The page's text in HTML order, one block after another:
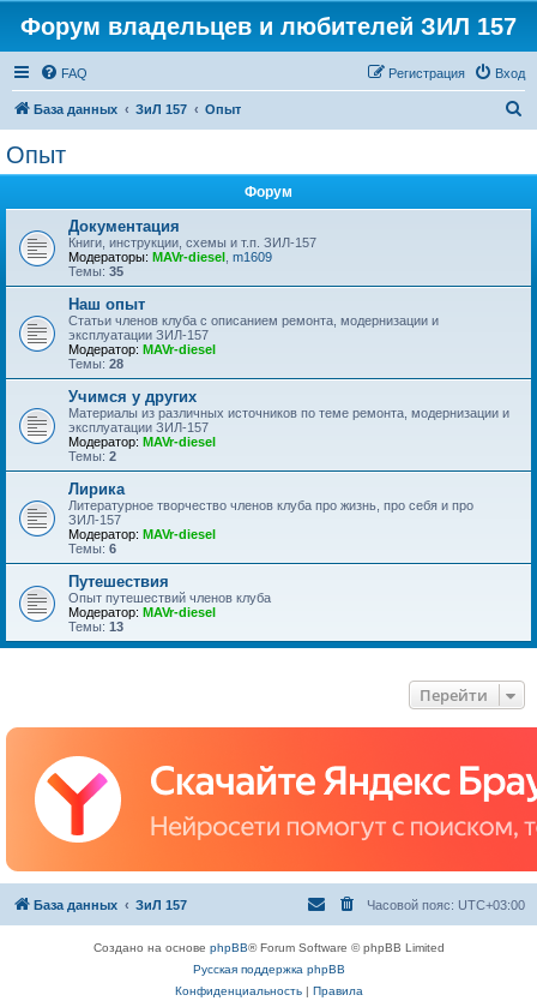
Форум владельцев и любителей ЗИЛ 157
FAQ Вход
Регистрация
База данных ЗиЛ 157 Опыт
Опыт
Форум
Документация
Книги, инструкции, схемы и т.п. ЗИЛ-157
Модераторы: MAVr-diesel m1609
Темы: 35
Наш опыт
Статьи членов клуба с описанием ремонта, модернизации и
эксплуатации ЗИЛ-157
Модератор: MAVr-diesel
Темы: 28
Учимся у других
Материалы из различных источников по теме ремонта, модернизации и
эксплуатации ЗИЛ-157
Модератор: MAVr-diesel
Темы: 2
Лирика
Литературное творчество членов клуба про жизнь, про себя и про
ЗИЛ-157
Модератор: MAVr-diesel
Темы: 6
Путешествия
Опыт путешествий членов клуба
Модератор: MAVr-diesel
Темы: 13
Перейти
База данных ЗиЛ 157 Часовой пояс: UTC+03:00
Создано на основе phpBB® Forum Software © phpBB Limited
Русская поддержка phpBB
Конфиденциальность| Правила